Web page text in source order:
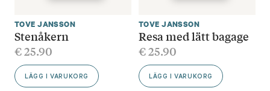
TOVE JANSSON
Stenåkern
€25.90
LÄGG I VARUKORG
TOVE JANSSON
Resa med lätt bagage
€25.90
LÄGG I VARUKORG